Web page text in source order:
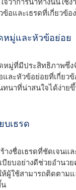
ว่าการนําทางนั้นใช้ง
อและเธรดที่เกี่ยวข้อ
หมู่และหัวข้อย่อย
หมู่ที่มีประสิทธิภาพซึ่ง
ละหัวข้อย่อยที่เกี่ยวข้
ทนาที่น่าสนใจได้ง่าย
บเธรด
างชื่อเธรดที่ชัดเจนแ
ยบอย่างดีช่วยอํานว
ห้ผู้ใช้สามารถติดตาม
น